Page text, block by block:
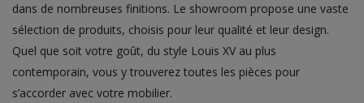
dans de nombreuses finitions. Le showroom propose une vaste
sélection de produits, choisis pour leur qualité et leur design.
Quel que soit votre goût, du style Louis XV au plus
contemporain, vous y trouverez toutes les pièces pour
s’accorder avec votre mobilier.